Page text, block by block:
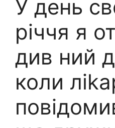
У день
річчя я
див ний
коли